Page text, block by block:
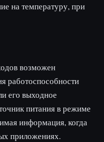
на температуру, при
возможен
работоспособности
его выходное
питания в режиме
информация, когда
приложениях.